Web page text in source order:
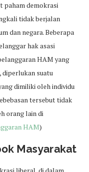
paham demokrasi
tidak berjalan
dan negara. Beberapa
hak asasi
HAM yang
diperlukan suatu
dimiliki oleh individu
tersebut tidak
orang lain di
HAM)
Masyarakat